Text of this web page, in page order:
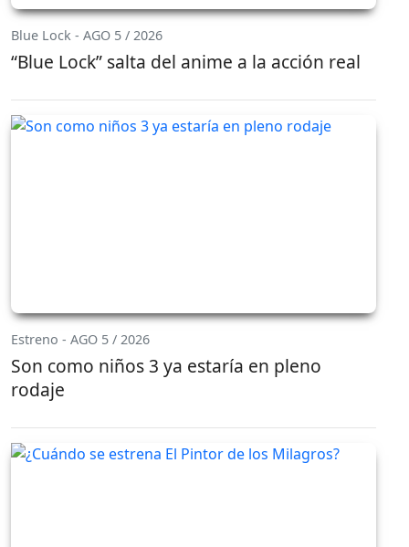
Blue Lock - AGO 5 / 2026
“Blue Lock” salta del anime a la acción real
Estreno - AGO 5 / 2026
Son como niños 3 ya estaría en pleno
rodaje